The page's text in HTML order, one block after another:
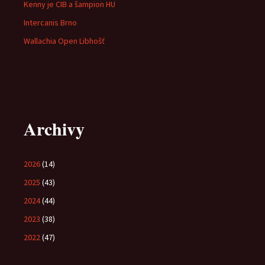
Kenny je CIB a šampion HU
Intercanis Brno
Wallachia Open Libhošť
Archivy
2026(14)
2025 (43)
2024(44)
2023 (38)
2022(47)